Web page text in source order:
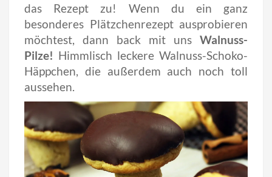
das Rezept zu! Wenn du ein ganz
besonderes Plätzchenrezept ausprobieren
möchtest, dann back mit uns Walnuss-
Pilze! Himmlisch leckere Walnuss-Schoko-
Häppchen, die außerdem auch noch toll
aussehen.